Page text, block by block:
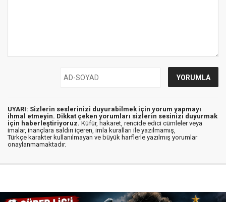
UYARI: Sizlerin seslerinizi duyurabilmek için yorum yapmayı
ihmal etmeyin. Dikkat çeken yorumları sizlerin sesinizi duyurmak
için haberleştiriyoruz. Küfür, hakaret, rencide edici cümleler veya
imalar, inançlara saldırı içeren, imla kuralları ile yazılmamış,
Türkçe karakter kullanılmayan ve büyük harflerle yazılmış yorumlar
onaylanmamaktadır.